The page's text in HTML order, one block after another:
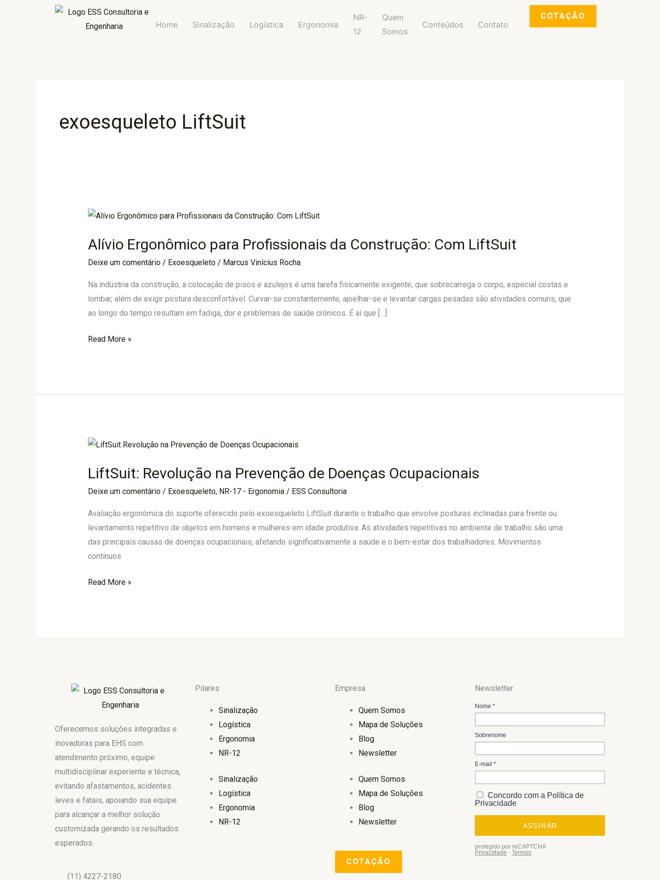
Home Sinalização Logística Ergonomia
NR-
12
Quem
Somos
Conteúdos Contato
COTAÇÃO
exoesqueleto LiftSuit
Alívio Ergonômico para Profissionais da Construção: Com LiftSuit
Deixe um comentário / Exoesqueleto/ Marcus Vinícius Rocha
Na indústria da construção, a colocação de pisos e azulejos é uma tarefa fisicamente exigente, que sobrecarrega o corpo, especial costas e
lombar, além de exigir postura desconfortável. Curvar-se constantemente, ajoelhar-se e levantar cargas pesadas são atividades comuns, que
ao longo do tempo resultam em fadiga, dor e problemas de saúde crônicos. É aí que […]
Alívio
para
Profissionais
Construção:
Com
LiftSuit
Read More »
LiftSuit: Revolução na Prevenção de Doenças Ocupacionais
Deixe um comentário / Exoesqueleto, NR-17 - Ergonomia/ ESS Consultoria
Avaliação ergonômica do suporte oferecido pelo exoesqueleto LiftSuit durante o trabalho que envolve posturas inclinadas para frente ou
levantamento repetitivo de objetos em homens e mulheres em idade produtiva. As atividades repetitivas no ambiente de trabalho são uma
das principais causas de doenças ocupacionais, afetando significativamente a saúde e o bem-estar dos trabalhadores. Movimentos
contínuos
LiftSuit:
Prevenção
Doenças
Ocupacionais
Read More »
Oferecemos soluções integradas e
inovadoras para EHS com
atendimento próximo, equipe
multidisciplinar experiente e técnica,
evitando afastamentos, acidentes
leves e fatais, apoiando sua equipe
para alcançar a melhor solução
customizada gerando os resultados
esperados.
(11) 4227-2180
Pilares
Sinalização
Logística
Ergonomia
NR-12
Sinalização
Logística
Ergonomia
NR-12
Empresa
Quem Somos
Mapa de Soluções
Blog
Newsletter
Quem Somos
Mapa de Soluções
Blog
Newsletter
COTAÇÃO
Newsletter